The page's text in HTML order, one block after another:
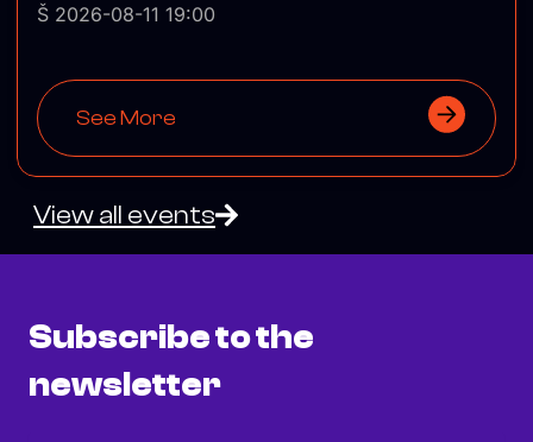
Š 2026-08-11 19:00
See More
View all events
Subscribe to the
newsletter